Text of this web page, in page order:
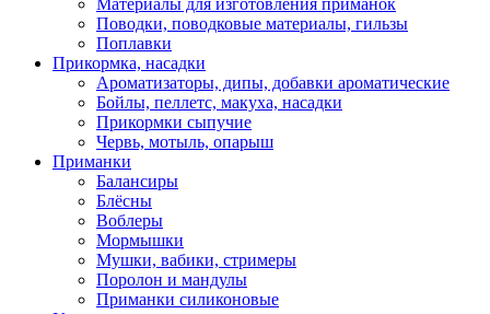
Материалы для изготовления приманок
Поводки, поводковые материалы, гильзы
Поплавки
Прикормка, насадки
Ароматизаторы, дипы, добавки ароматические
Бойлы, пеллетс, макуха, насадки
Прикормки сыпучие
Червь, мотыль, опарыш
Приманки
Балансиры
Блёсны
Воблеры
Мормышки
Мушки, вабики, стримеры
Поролон и мандулы
Приманки силиконовые